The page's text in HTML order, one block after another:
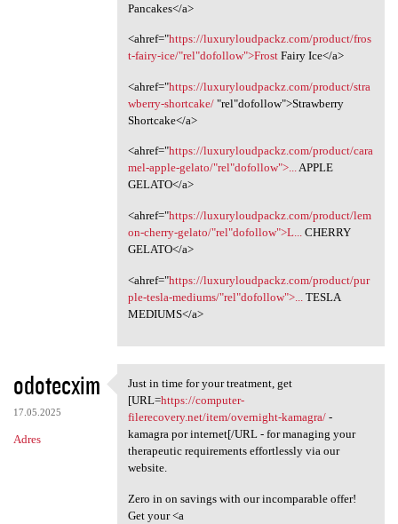
Pancakes</a>
<ahref="https://luxuryloudpackz.com/product/fros
t-fairy-ice/"rel"dofollow">FrostFairy Ice</a>
<ahref="https://luxuryloudpackz.com/product/stra
wberry-shortcake/"rel"dofollow">Strawberry
Shortcake</a>
<ahref="https://luxuryloudpackz.com/product/cara
mel-apple-gelato/"rel"dofollow">...APPLE
GELATO</a>
<ahref="https://luxuryloudpackz.com/product/lem
on-cherry-gelato/"rel"dofollow">L...
CHERRY
GELATO</a>
<ahref="https://luxuryloudpackz.com/product/pur
ple-tesla-mediums/"rel"dofollow">...
TESLA
MEDIUMS</a>
odotecxim
17.05.2025
Adres
Just in time for your
Just in time for your treatment, get
[URL=https://computer-
filerecovery.net/item/overnight-kamagra/-
kamagra por internet[/URL - for managing your
therapeutic requirements effortlessly via our
website.
Zero in on savings with our incomparable offer!
Get your <a